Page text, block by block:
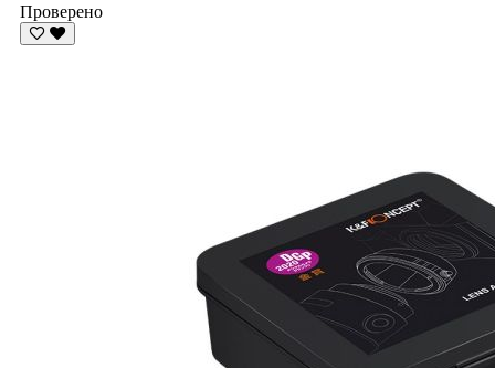
Проверено